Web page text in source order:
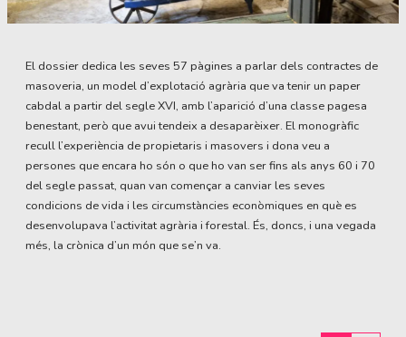
El dossier dedica les seves 57 pàgines a parlar dels contractes de
masoveria, un model d’explotació agrària que va tenir un paper
cabdal a partir del segle XVI, amb l’aparició d’una classe pagesa
benestant, però que avui tendeix a desaparèixer. El monogràfic
recull l’experiència de propietaris i masovers i dona veu a
persones que encara ho són o que ho van ser fins als anys 60 i 70
del segle passat, quan van començar a canviar les seves
condicions de vida i les circumstàncies econòmiques en què es
desenvolupava l’activitat agrària i forestal. És, doncs, i una vegada
més, la crònica d’un món que se’n va.